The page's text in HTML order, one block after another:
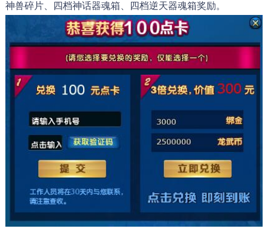
神兽碎片、四档神话器魂箱、四档逆天器魂箱奖励。